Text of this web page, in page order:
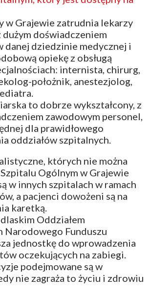
w Grajewie zatrudnia lekarzy
doświadczeniem
danej dziedzinie medycznej i
opiekę z obsługą
internista, chirurg,
położnik, anestezjolog,
to dobrze wykształcony, z
zawodowym personel,
dla prawidłowego
oddziałów szpitalnych.
których nie można
Ogólnym w Grajewie
w innych szpitalach w ramach
a pacjenci dowożeni są na
karetką.
Oddziałem
Narodowego Funduszu
jednostkę do wprowadzenia
oczekujących na zabiegi.
podejmowane są w
nie zagraża to życiu i zdrowiu